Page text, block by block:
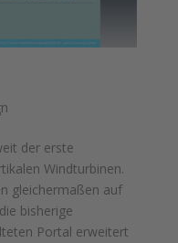
der erste
Windturbinen.
gleichermaßen auf
bisherige
Portal erweitert